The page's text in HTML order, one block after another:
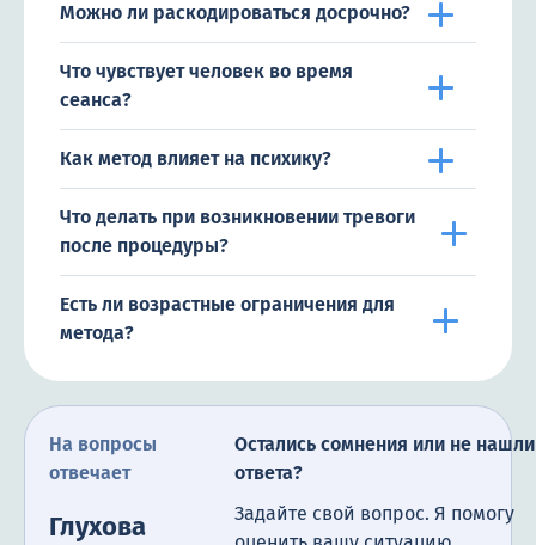
Можно ли раскодироваться досрочно?
Что чувствует человек во время
сеанса?
Как метод влияет на психику?
Что делать при возникновении тревоги
после процедуры?
Есть ли возрастные ограничения для
метода?
На вопросы
отвечает
Глухова
Остались сомнения или не нашли
ответа?
Задайте свой вопрос. Я помогу